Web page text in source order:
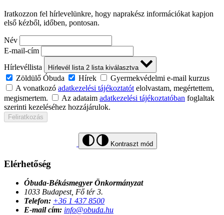
Iratkozzon fel hírlevelünkre, hogy naprakész információkat kapjon
első kézből, időben, pontosan.
Név
E-mail-cím
Hírlevéllista
Hírlevél lista 2 lista kiválasztva
Zöldülő Óbuda Hírek
Gyermekvédelmi e-mail kurzus
A vonatkozó adatkezelési tájékoztatót elolvastam, megértettem,
megismertem.
Az adataim adatkezelési tájékoztatóban foglaltak
szerinti kezeléséhez hozzájárulok.
Feliratkozás
Kontraszt mód
Elérhetőség
Óbuda-Békásmegyer Önkormányzat
1033 Budapest, Fő tér 3.
Telefon: +36 1 437 8500
E-mail cím: info@obuda.hu